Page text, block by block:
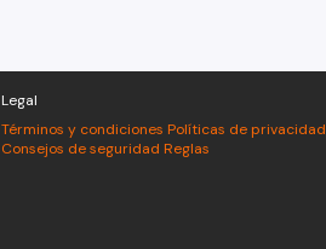
Legal
Términos y condiciones Políticas de privacidad
Consejos de seguridad Reglas